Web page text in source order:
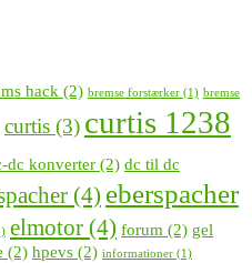
hack (2) bremse forstærker (1) bremse
curtis (3) curtis 1238
dc konverter (2) dc til dc
(4) eberspacher
elmotor (4) forum (2) gel
(2) hpevs (2) informationer (1)